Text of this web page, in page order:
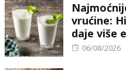
vrućine:
daje više
Posted
06/08/2026